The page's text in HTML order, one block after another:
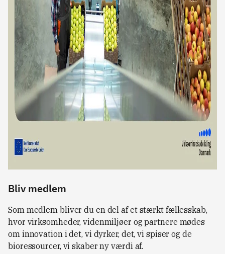
Bliv medlem
Som medlem bliver du en del af et stærkt fællesskab,
hvor virksomheder, videnmiljøer og partnere mødes
om innovation i det, vi dyrker, det, vi spiser og de
bioressourcer, vi skaber ny værdi af.